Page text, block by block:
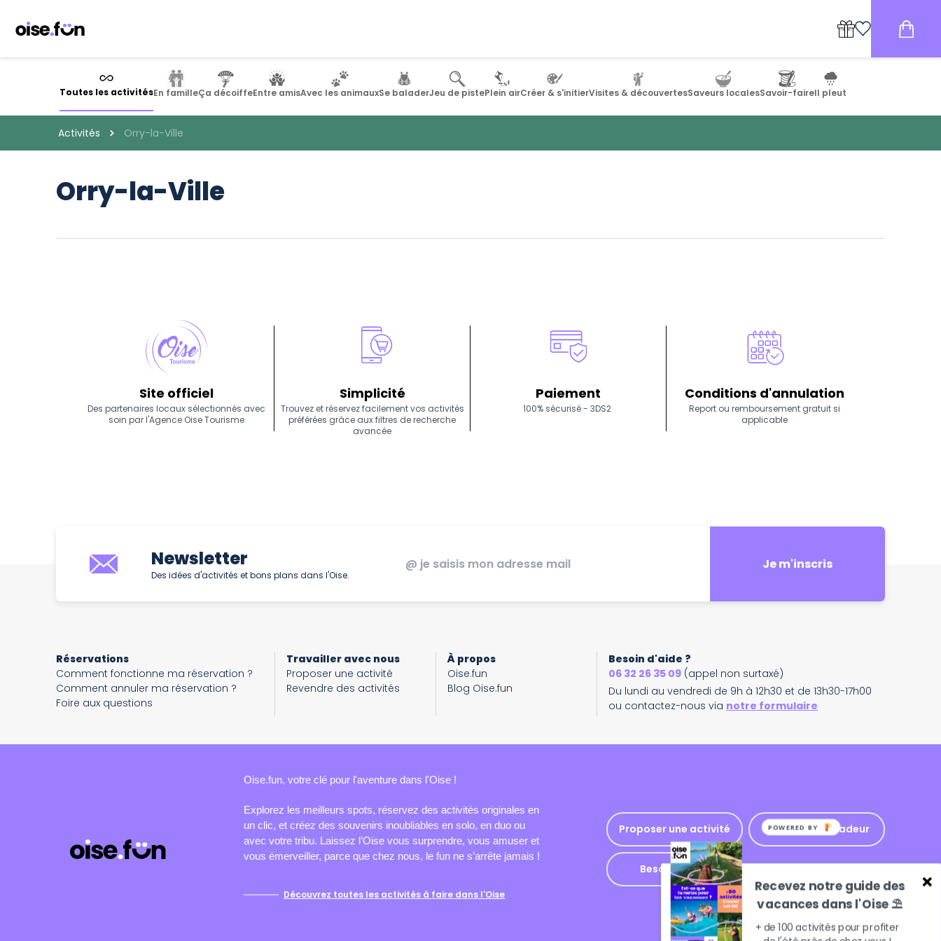
Toutes les activitésEn familleÇa décoiffeEntre amisAvec les animauxSe baladerJeu de pistePlein airCréer & s'initierVisites & découvertesSaveurs localesSavoir-faireIl pleut
Activités Orry-la-Ville
Orry-la-Ville
Site officiel
Des partenaires locaux sélectionnés avec
soin par l'Agence Oise Tourisme
Simplicité
Trouvez et réservez facilement vos activités
préférées grâce aux filtres de recherche
avancée
Paiement
100% sécurisé - 3DS2
Conditions d'annulation
Report ou remboursement gratuit si
applicable
Newsletter
Des idées d'activités et bons plans dans l'Oise.
Je m'inscris
Réservations
Comment fonctionne ma réservation ?
Comment annuler ma réservation ?
Foire aux questions
Travailler avec nous
Proposer une activité
Revendre des activités
À propos
Oise.fun
Blog Oise.fun
Besoin d'aide ?
06 32 26 35 09 (appel non surtaxé)
Du lundi au vendredi de 9h à 12h30 et de 13h30-17h00
ou contactez-nous via notre formulaire
Oise.fun, votre clé pour l'aventure dans l'Oise !
Explorez les meilleurs spots, réservez des activités originales en
un clic, et créez des souvenirs inoubliables en solo, en duo ou
avec votre tribu. Laissez l’Oise vous surprendre, vous amuser et
vous émerveiller, parce que chez nous, le fun ne s’arrête jamais !
Découvrez toutes les activités à faire dans l'Oise
Proposer une activité Accès ambassadeur
Besoin d'aide
Recevez notre guide des
vacances dans l'Oise ⛱️
+ de 100 activités pour profiter
POWERED BY